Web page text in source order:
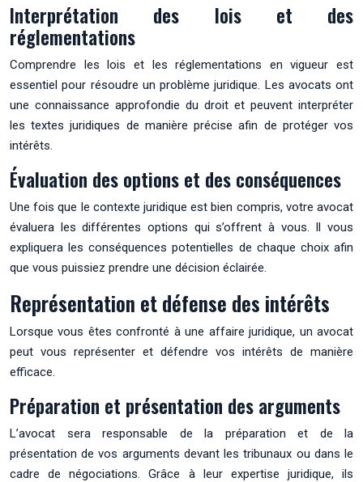
Interprétation des lois et des
réglementations
Comprendre les lois et les réglementations en vigueur est
essentiel pour résoudre un problème juridique. Les avocats ont
une connaissance approfondie du droit et peuvent interpréter
les textes juridiques de manière précise afin de protéger vos
intérêts.
Évaluation des options et des conséquences
Une fois que le contexte juridique est bien compris, votre avocat
évaluera les différentes options qui s’offrent à vous. Il vous
expliquera les conséquences potentielles de chaque choix afin
que vous puissiez prendre une décision éclairée.
Représentation et défense des intérêts
Lorsque vous êtes confronté à une affaire juridique, un avocat
peut vous représenter et défendre vos intérêts de manière
efficace.
Préparation et présentation des arguments
L’avocat sera responsable de la préparation et de la
présentation de vos arguments devant les tribunaux ou dans le
cadre de négociations. Grâce à leur expertise juridique, ils